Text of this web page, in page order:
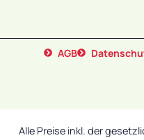
AGB
Alle Preise inkl. der